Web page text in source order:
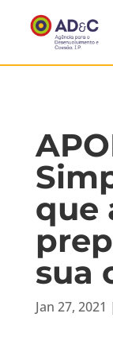
que
sua
Jan 27, 2021 |